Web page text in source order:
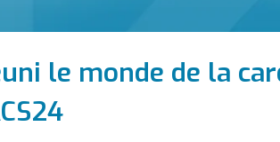
le monde de la